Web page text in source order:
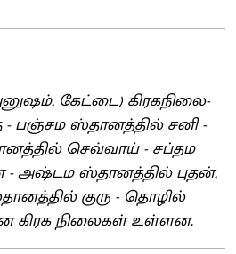
கேட்டை) கிரகநிலை-
- பஞ்சம ஸ்தானத்தில் சனி -
செவ்வாய் - சப்தம
- அஷ்டம ஸ்தானத்தில் புதன்,
குரு - தொழில்
கிரக நிலைகள் உள்ளன.